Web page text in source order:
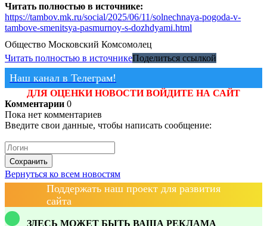
Читать полностью в источнике:
https://tambov.mk.ru/social/2025/06/11/solnechnaya-pogoda-v-
tambove-smenitsya-pasmurnoy-s-dozhdyami.html
Общество Московский Комсомолец
Читать полностью в источникеПоделиться ссылкой
Наш канал в Телеграм!
ДЛЯ ОЦЕНКИ НОВОСТИ ВОЙДИТЕ НА САЙТ
Комментарии 0
Пока нет комментариев
Введите свои данные, чтобы написать сообщение:
Сохранить
Вернуться ко всем новостям
Поддержать наш проект для развития
сайта
ЗДЕСЬ МОЖЕТ БЫТЬ ВАША РЕКЛАМА